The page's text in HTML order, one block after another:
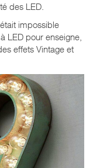
des LED.
impossible
LED pour enseigne,
effets Vintage et